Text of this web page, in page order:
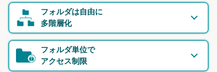
フォルダは自由に
多階層化
フォルダ単位で
アクセス制限